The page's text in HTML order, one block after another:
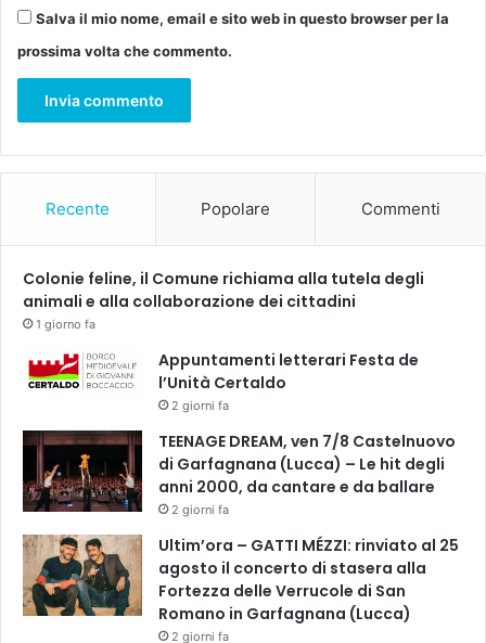
i
e
t
n
l
p
p
u
e
o
d
Salva il mio nome, email e sito web in questo browser per la
prossima volta che commento.
Recente Popolare Commenti
Colonie feline, il Comune richiama alla tutela degli
animali e alla collaborazione dei cittadini
1 giorno fa
Appuntamenti letterari Festa de
l’Unità Certaldo
2 giorni fa
TEENAGE DREAM, ven 7/8 Castelnuovo
di Garfagnana (Lucca) – Le hit degli
anni 2000, da cantare e da ballare
2 giorni fa
Ultim’ora – GATTI MÉZZI: rinviato al 25
agosto il concerto di stasera alla
Fortezza delle Verrucole di San
Romano in Garfagnana (Lucca)
2 giorni fa